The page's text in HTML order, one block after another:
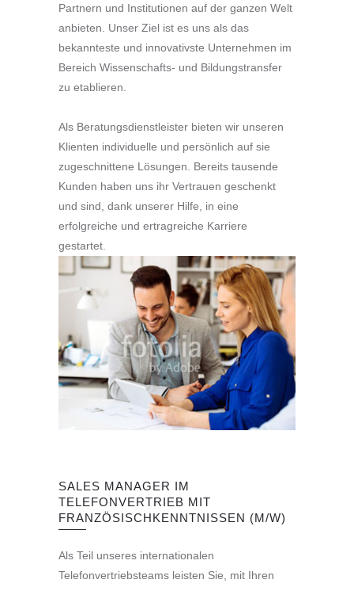
Partnern und Institutionen auf der ganzen Welt
anbieten. Unser Ziel ist es uns als das
bekannteste und innovativste Unternehmen im
Bereich Wissenschafts- und Bildungstransfer
zu etablieren.
Als Beratungsdienstleister bieten wir unseren
Klienten individuelle und persönlich auf sie
zugeschnittene Lösungen. Bereits tausende
Kunden haben uns ihr Vertrauen geschenkt
und sind, dank unserer Hilfe, in eine
erfolgreiche und ertragreiche Karriere
gestartet.
SALES MANAGER IM
TELEFONVERTRIEB MIT
FRANZÖSISCHKENNTNISSEN (M/W)
Als Teil unseres internationalen
Telefonvertriebsteams leisten Sie, mit Ihren